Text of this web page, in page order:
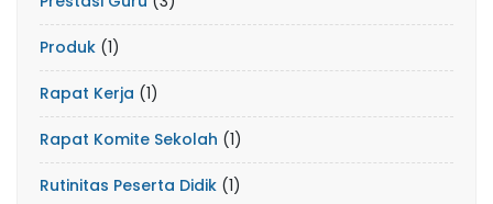
Produk (1)
Rapat Kerja (1)
Rapat Komite Sekolah (1)
Rutinitas Peserta Didik (1)